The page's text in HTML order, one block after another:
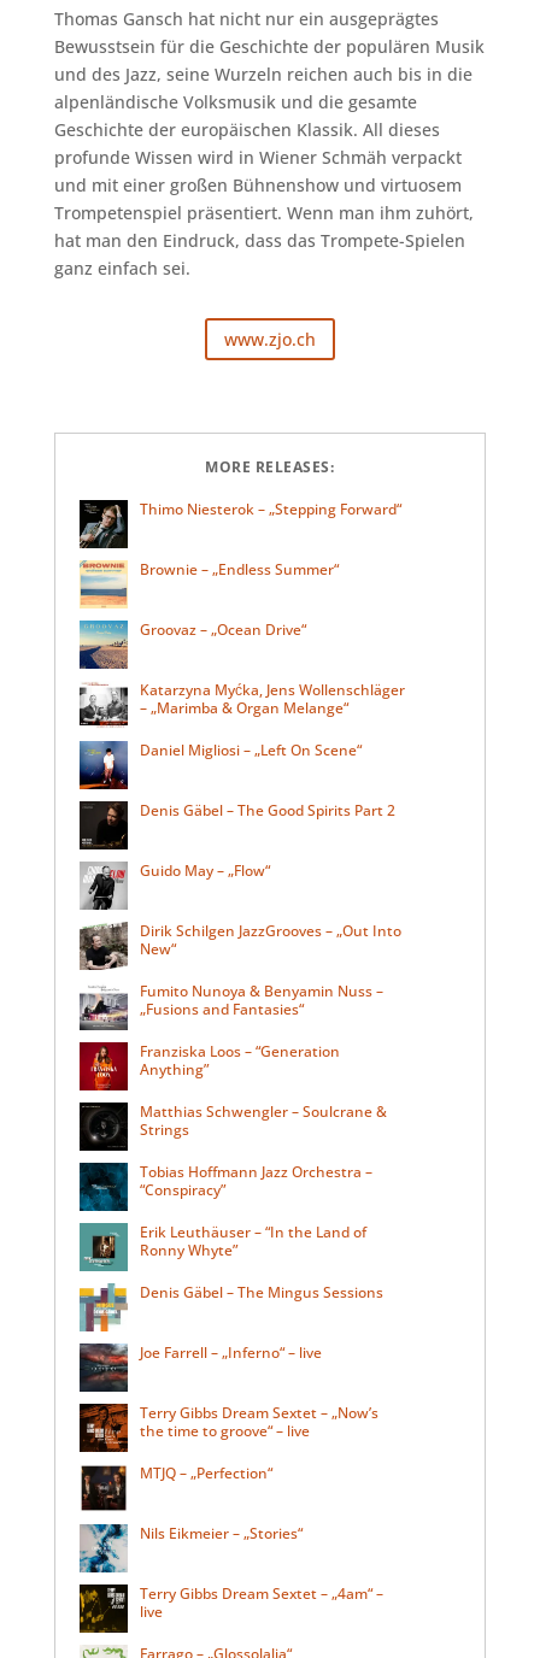
Thomas Gansch hat nicht nur ein ausgeprägtes
Bewusstsein für die Geschichte der populären Musik
und des Jazz, seine Wurzeln reichen auch bis in die
alpenländische Volksmusik und die gesamte
Geschichte der europäischen Klassik. All dieses
profunde Wissen wird in Wiener Schmäh verpackt
und mit einer großen Bühnenshow und virtuosem
Trompetenspiel präsentiert. Wenn man ihm zuhört,
hat man den Eindruck, dass das Trompete-Spielen
ganz einfach sei.
www.zjo.ch
MORE RELEASES:
Thimo Niesterok – „Stepping Forward“
Brownie – „Endless Summer“
Groovaz – „Ocean Drive“
Katarzyna Myćka, Jens Wollenschläger
– „Marimba & Organ Melange“
Daniel Migliosi – „Left On Scene“
Denis Gäbel – The Good Spirits Part 2
Guido May – „Flow“
Dirik Schilgen JazzGrooves – „Out Into
New“
Fumito Nunoya & Benyamin Nuss –
„Fusions and Fantasies“
Franziska Loos – “Generation
Anything”
Matthias Schwengler – Soulcrane &
Strings
Tobias Hoffmann Jazz Orchestra –
“Conspiracy”
Erik Leuthäuser – “In the Land of
Ronny Whyte”
Denis Gäbel – The Mingus Sessions
Joe Farrell – „Inferno“ – live
Terry Gibbs Dream Sextet – „Now’s
the time to groove“ – live
MTJQ – „Perfection“
Nils Eikmeier – „Stories“
Terry Gibbs Dream Sextet – „4am“ –
live